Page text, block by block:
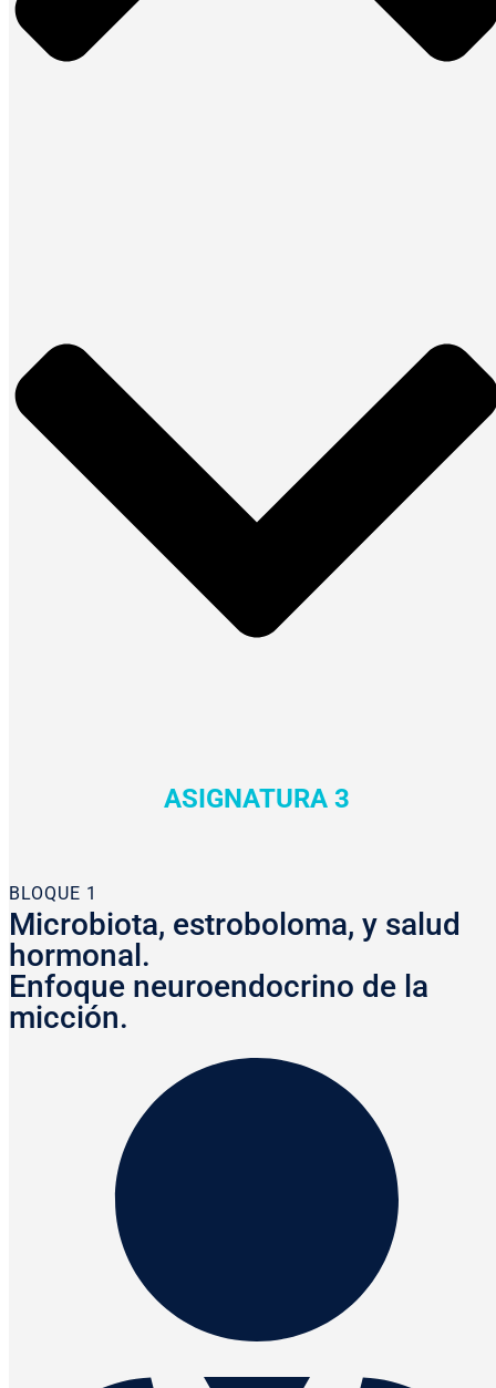
ASIGNATURA 3
BLOQUE 1
Microbiota, estroboloma, y salud
hormonal.
Enfoque neuroendocrino de la
micción.